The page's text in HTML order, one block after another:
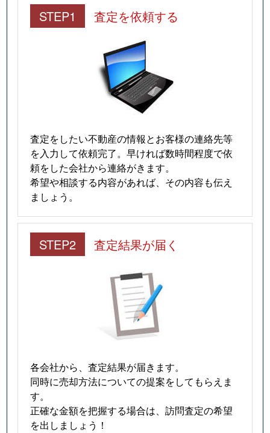
STEP1 査定を依頼する
査定をしたい不動産の情報とお客様の連絡先等
を入力して依頼完了。早ければ数時間程度で依
頼をした会社から連絡がきます。
希望や相談する内容があれば、その内容も伝え
ましょう。
STEP2 査定結果が届く
各会社から、査定結果が届きます。
同時に売却方法についての提案をしてもらえま
す。
正確な金額を把握する場合は、訪問査定の希望
を出しましょう！